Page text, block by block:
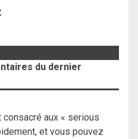
du dernier
aux « serious
et vous pouvez